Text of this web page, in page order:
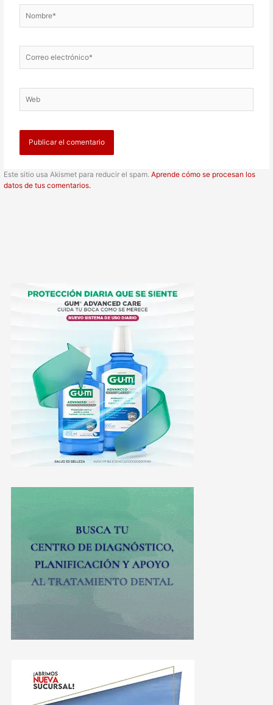
electrónico*
Este sitio usa Akismet para reducir el spam.Aprende cómo se procesan los
datos de tus comentarios.